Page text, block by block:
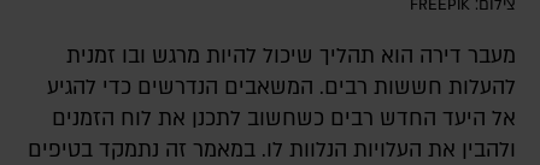
צילום: FREEPIK
מעבר דירה הוא תהליך שיכול להיות מרגש ובו זמנית
להעלות חששות רבים. המשאבים הנדרשים כדי להגיע
אל היעד החדש רבים כשחשוב לתכנן את לוח הזמנים
ולהבין את העלויות הנלוות לו. במאמר זה נתמקד בטיפים